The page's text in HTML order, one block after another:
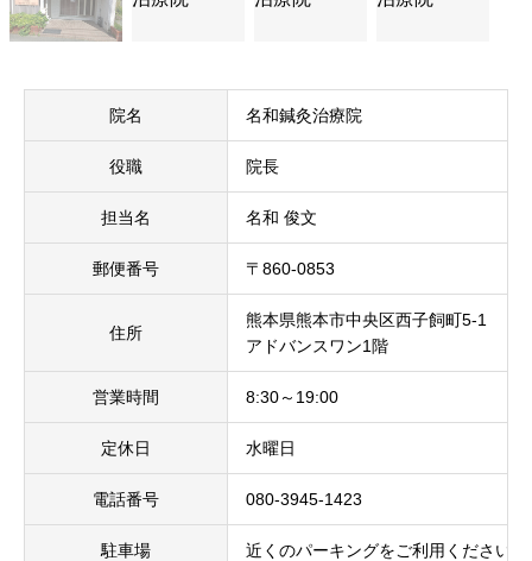
院名 名和鍼灸治療院
役職 院長
担当名 名和 俊文
郵便番号 〒860-0853
住所
熊本県熊本市中央区西子飼町5-1
アドバンスワン1階
営業時間 8:30～19:00
定休日 水曜日
電話番号 080-3945-1423
駐車場 近くのパーキングをご利用ください。